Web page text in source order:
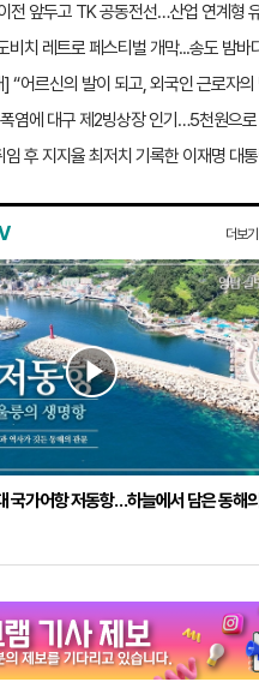
더보기
국가어항 저동항…하늘에서 담은 동해의